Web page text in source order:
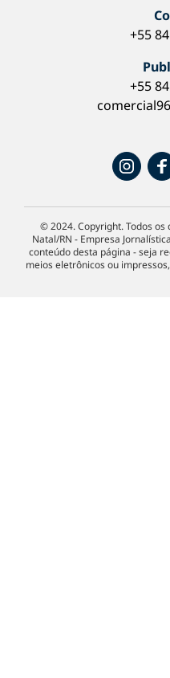
+55
+55
© 2024. Copyright. Todos os
Natal/RN - Empresa
conteúdo desta página - seja
meios eletrônicos ou